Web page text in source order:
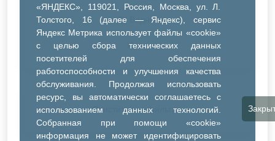
«ЯНДЕКС», 119021, Россия, Москва, ул. Л.
Толстого, 16 (далее — Яндекс), сервис
Яндекс Метрика использует файлы «cookie»
с целью сбора технических данных
посетителей для обеспечения
работоспособности и улучшения качества
обслуживания. Продолжая использовать
ресурс, вы автоматически соглашаетесь с
использованием данных технологий.
Собранная при помощи «cookie»
информация не может идентифицировать
ДК Водник
Иное
Очистить все фильтры